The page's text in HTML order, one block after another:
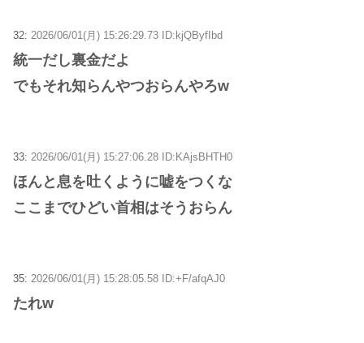
32: 2026/06/01(月) 15:26:29.73 ID:kjQByfIbd
統一だし裏金だよ
でもそれ知らんやつおらんやろw
33: 2026/06/01(月) 15:27:06.28 ID:KAjsBHTH0
ほんと息を吐くように嘘をつくな
ここまでひどい首相はそうおらん
35: 2026/06/01(月) 15:28:05.58 ID:+F/afqAJ0
たれw